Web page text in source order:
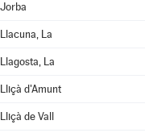
Jorba
Llacuna, La
Llagosta, La
Lliçà d'Amunt
Lliçà de Vall